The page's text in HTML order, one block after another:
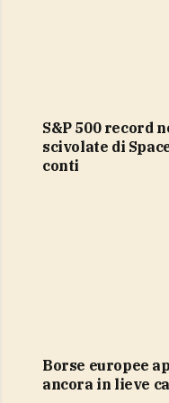
S&P 500 record nonostante le
scivolate di
conti
Borse europee aprono positive,
ancora in lieve